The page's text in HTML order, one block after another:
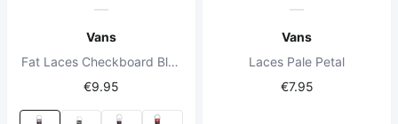
Vans
Fat Laces Checkboard Black/White
€9.95
Vans
Laces Pale Petal
€7.95